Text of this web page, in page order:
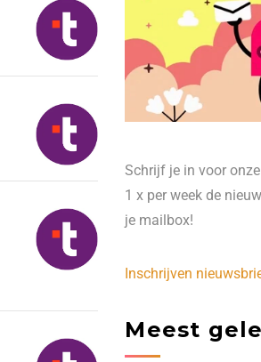
Schrijf je in voor
1 x per week de
je mailbox!
Inschrijven
Meest